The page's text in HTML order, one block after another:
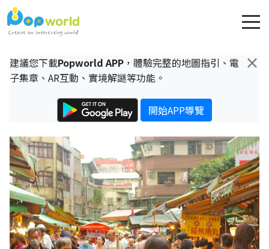
×
建議您下載Popworld APP ，體驗完整的地圖指引、電
子集章、AR互動、實境解謎等功能。
開始APP導覽